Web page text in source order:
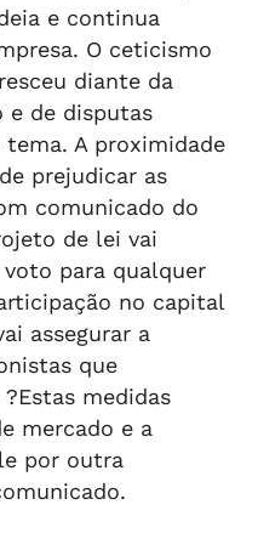
e continua
O ceticismo
diante da
e de disputas
A proximidade
prejudicar as
comunicado do
de lei vai
para qualquer
no capital
assegurar a
que
medidas
mercado e a
por outra